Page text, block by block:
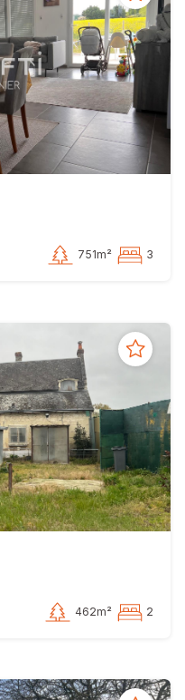
751m² 3
462m² 2